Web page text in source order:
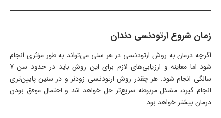
زمان شروع ارتودنسی دندان
اگرچه درمان به روش ارتودنسی در هر سنی می‌تواند به طور مؤثری انجام
شود اما معاینه و ارزیابی‌های لازم برای این روش باید در حدود سن 7
سالگی انجام شود. هر چقدر روش ارتودنسی زودتر و در سنین پایین‌تری
انجام گیرد، مشکل مربوطه سریع‌تر حل خواهد شد و احتمال موفق بودن
درمان بیشتر خواهد بود.